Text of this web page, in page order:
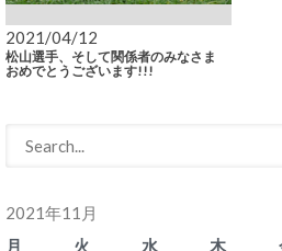
2021/04/12
松山選手、そして関係者のみなさま
おめでとうございます!!!
2021年11月
月
火 水 木